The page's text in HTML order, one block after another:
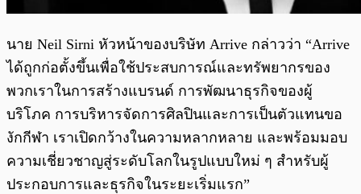
นาย Neil Sirni หัวหน้าของบริษัท Arrive กล่าวว่า “Arrive
ได้ถูกก่อตั้งขึ้นเพื่อใช้ประสบการณ์และทรัพยากรของ
พวกเราในการสร้างแบรนด์ การพัฒนาธุรกิจของผู้
บริโภค การบริหารจัดการศิลปินและการเป็นตัวแทนขอ
งักกีฬา เราเปิดกว้างในความหลากหลาย และพร้อมมอบ
ความเชี่ยวชาญสู่ระดับโลกในรูปแบบใหม่ ๆ สำหรับผู้
ประกอบการและธุรกิจในระยะเริ่มแรก”